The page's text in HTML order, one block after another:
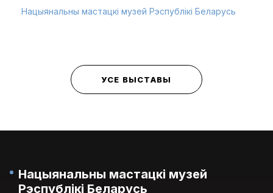
Нацыянальны мастацкі музей Рэспублікі Беларусь
УСЕ ВЫСТАВЫ
Нацыянальны мастацкі музей
Рэспублікі Беларусь